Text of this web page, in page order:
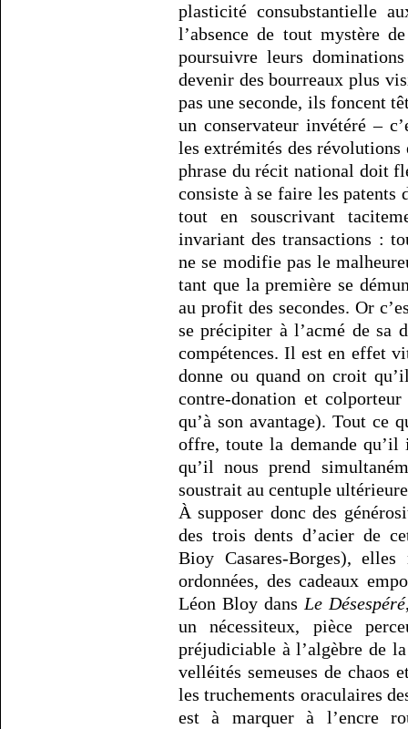
plasticité consubstantielle
l’absence de tout mystère
poursuivre leurs
devenir des bourreaux plus
pas une seconde, ils foncent
un conservateur invétéré –
les extrémités des
phrase du récit national doit
consiste à se faire les patents
tout en souscrivant
invariant des transactions :
ne se modifie pas le
tant que la première se
au profit des secondes. Or
se précipiter à l’acmé de sa
compétences. Il est en effet
donne ou quand on croit
contre-donation et
qu’à son avantage). Tout ce
offre, toute la demande qu’il
qu’il nous prend
soustrait au centuple
À supposer donc des
des trois dents d’acier de
Bioy Casares-Borges),
ordonnées, des cadeaux
Léon Bloy dans Le Désespéré
un nécessiteux, pièce
préjudiciable à l’algèbre de
velléités semeuses de chaos
les truchements oraculaires
est à marquer à l’encre